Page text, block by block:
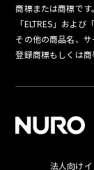
商標または商標です。
「ELTRES」および
その他の商品名、
登録商標もしくは商
法人向け